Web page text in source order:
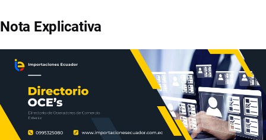
Nota Explicativa